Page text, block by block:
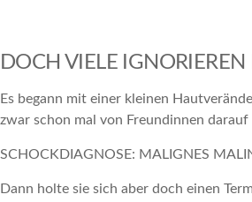
DOCH VIELE IGNORIEREN
Es begann mit einer kleinen
zwar schon mal von Freundinnen
SCHOCKDIAGNOSE: MALIGNES
Dann holte sie sich aber doch einen